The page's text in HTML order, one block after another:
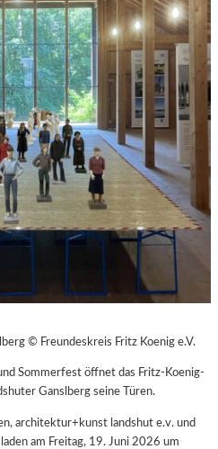
© Freundeskreis Fritz Koenig e.V.
Sommerfest öffnet das Fritz-Koenig-
Ganslberg seine Türen.
architektur+kunst landshut e.v. und
am Freitag, 19. Juni 2026 um